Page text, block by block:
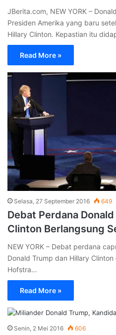
JBerita.com, NEW YORK –
Presiden Amerika yang baru
Hillary Clinton. Kepastian itu
Read More »
Selasa, 27 September 2016 649
Debat Perdana
Clinton Berlangsung
NEW YORK – Debat perdana
Donald Trump dan Hillary
Hofstra…
Read More »
Senin, 2 Mei 2016 606